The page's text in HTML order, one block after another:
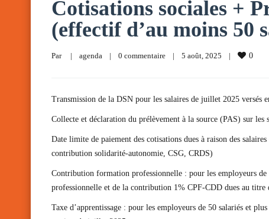
Cotisations sociales +
(effectif d’au moins 50
Par | agenda | 0 commentaire | 5 août, 2025 | 0
Transmission de la DSN pour les salaires de juillet 2025 versés
Collecte et déclaration du prélèvement à la source (PAS) sur les
Date limite de paiement des cotisations dues à raison des
contribution solidarité-autonomie, CSG, CRDS)
Contribution formation professionnelle : pour les employeurs
professionnelle et de la contribution 1% CPF-CDD dues au
Taxe d’apprentissage : pour les employeurs de 50 salariés et